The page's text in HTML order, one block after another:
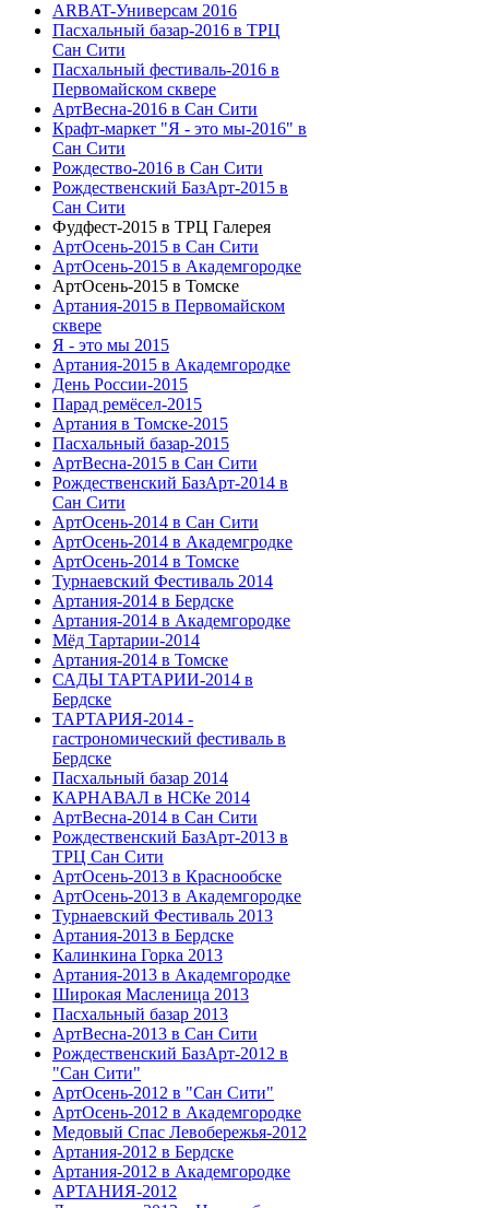
ARBAT-Универсам 2016
Пасхальный базар-2016 в ТРЦ
Сан Сити
Пасхальный фестиваль-2016 в
Первомайском сквере
АртВесна-2016 в Сан Сити
Крафт-маркет "Я - это мы-2016" в
Сан Сити
Рождество-2016 в Сан Сити
Рождественский БазАрт-2015 в
Сан Сити
Фудфест-2015 в ТРЦ Галерея
АртОсень-2015 в Сан Сити
АртОсень-2015 в Академгородке
АртОсень-2015 в Томске
Артания-2015 в Первомайском
сквере
Я - это мы 2015
Артания-2015 в Академгородке
День России-2015
Парад ремёсел-2015
Артания в Томске-2015
Пасхальный базар-2015
АртВесна-2015 в Сан Сити
Рождественский БазАрт-2014 в
Сан Сити
АртОсень-2014 в Сан Сити
АртОсень-2014 в Академгродке
АртОсень-2014 в Томске
Турнаевский Фестиваль 2014
Артания-2014 в Бердске
Артания-2014 в Академгородке
Мёд Тартарии-2014
Артания-2014 в Томске
САДЫ ТАРТАРИИ-2014 в
Бердске
ТАРТАРИЯ-2014 -
гастрономический фестиваль в
Бердске
Пасхальный базар 2014
КАРНАВАЛ в НСКе 2014
АртВесна-2014 в Сан Сити
Рождественский БазАрт-2013 в
ТРЦ Сан Сити
АртОсень-2013 в Краснообске
АртОсень-2013 в Академгородке
Турнаевский Фестиваль 2013
Артания-2013 в Бердске
Калинкина Горка 2013
Артания-2013 в Академгородке
Широкая Масленица 2013
Пасхальный базар 2013
АртВесна-2013 в Сан Сити
Рождественский БазАрт-2012 в
"Сан Сити"
АртОсень-2012 в "Сан Сити"
АртОсень-2012 в Академгородке
Медовый Спас Левобережья-2012
Артания-2012 в Бердске
Артания-2012 в Академгородке
АРТАНИЯ-2012